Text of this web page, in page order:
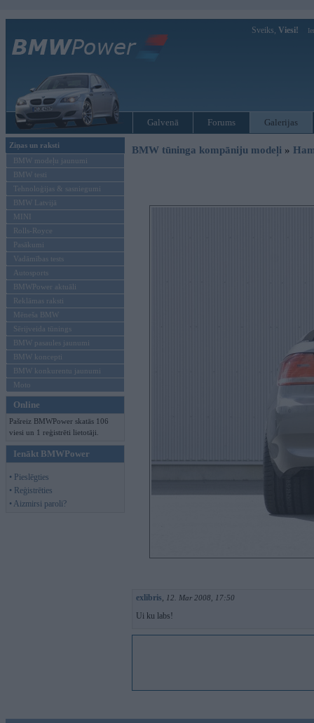
Sveiks, Viesi!
Galvenā Forums Galerijas
Ziņas un raksti
BMW modeļu jaunumi
BMW testi
Tehnoloģijas & sasniegumi
BMW Latvijā
MINI
Rolls-Royce
Pasākumi
Vadāmības tests
Autosports
BMWPower aktuāli
Reklāmas raksti
Mēneša BMW
Sērijveida tūnings
BMW pasaules jaunumi
BMW koncepti
BMW konkurentu jaunumi
Moto
Online
Pašreiz BMWPower skatās 106
viesi un 1 reģistrēti lietotāji.
Ienākt BMWPower
• Pieslēgties
• Reģistrēties
• Aizmirsi paroli?
BMW tūninga kompāniju modeļi »
exlibris, 12. Mar 2008, 17:50
Ui ku labs!